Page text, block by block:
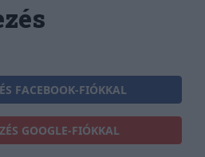
FACEBOOK-FIÓKKAL
GOOGLE-FIÓKKAL